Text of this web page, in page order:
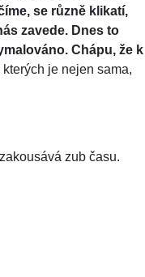
se různě klikatí,
zavede. Dnes to
Chápu, že k
je nejen sama,
zub času.